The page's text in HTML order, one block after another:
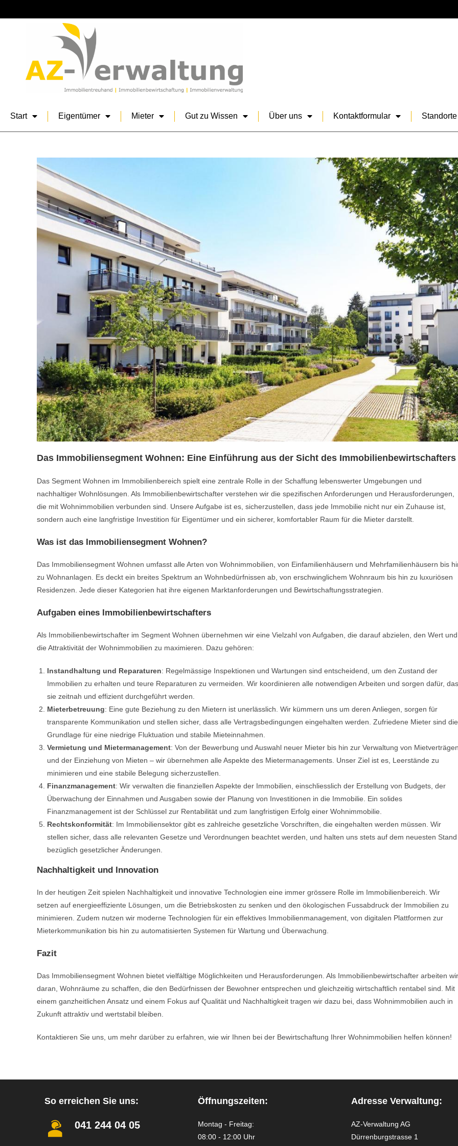
Start Eigentümer Mieter Gut zu Wissen Über uns Kontaktformular Standorte
Das Immobiliensegment Wohnen: Eine Einführung aus der Sicht des Immobilienbewirtschafters
Das Segment Wohnen im Immobilienbereich spielt eine zentrale Rolle in der Schaffung lebenswerter Umgebungen und
nachhaltiger Wohnlösungen. Als Immobilienbewirtschafter verstehen wir die spezifischen Anforderungen und Herausforderungen,
die mit Wohnimmobilien verbunden sind. Unsere Aufgabe ist es, sicherzustellen, dass jede Immobilie nicht nur ein Zuhause ist,
sondern auch eine langfristige Investition für Eigentümer und ein sicherer, komfortabler Raum für die Mieter darstellt.
Was ist das Immobiliensegment Wohnen?
Das Immobiliensegment Wohnen umfasst alle Arten von Wohnimmobilien, von Einfamilienhäusern und Mehrfamilienhäusern bis
zu Wohnanlagen. Es deckt ein breites Spektrum an Wohnbedürfnissen ab, von erschwinglichem Wohnraum bis hin zu luxuriösen
Residenzen. Jede dieser Kategorien hat ihre eigenen Marktanforderungen und Bewirtschaftungsstrategien.
Aufgaben eines Immobilienbewirtschafters
Als Immobilienbewirtschafter im Segment Wohnen übernehmen wir eine Vielzahl von Aufgaben, die darauf abzielen, den Wert und
die Attraktivität der Wohnimmobilien zu maximieren. Dazu gehören:
Instandhaltung und Reparaturen: Regelmässige Inspektionen und Wartungen sind entscheidend, um den Zustand der
Immobilien zu erhalten und teure Reparaturen zu vermeiden. Wir koordinieren alle notwendigen Arbeiten und sorgen dafür,
sie zeitnah und effizient durchgeführt werden.
Mieterbetreuung: Eine gute Beziehung zu den Mietern ist unerlässlich. Wir kümmern uns um deren Anliegen, sorgen für
transparente Kommunikation und stellen sicher, dass alle Vertragsbedingungen eingehalten werden. Zufriedene Mieter sind die
Grundlage für eine niedrige Fluktuation und stabile Mieteinnahmen.
Vermietung und Mietermanagement: Von der Bewerbung und Auswahl neuer Mieter bis hin zur Verwaltung von
und der Einziehung von Mieten – wir übernehmen alle Aspekte des Mietermanagements. Unser Ziel ist es, Leerstände zu
minimieren und eine stabile Belegung sicherzustellen.
Finanzmanagement: Wir verwalten die finanziellen Aspekte der Immobilien, einschliesslich der Erstellung von Budgets, der
Überwachung der Einnahmen und Ausgaben sowie der Planung von Investitionen in die Immobilie. Ein solides
Finanzmanagement ist der Schlüssel zur Rentabilität und zum langfristigen Erfolg einer Wohnimmobilie.
Rechtskonformität: Im Immobiliensektor gibt es zahlreiche gesetzliche Vorschriften, die eingehalten werden müssen. Wir
stellen sicher, dass alle relevanten Gesetze und Verordnungen beachtet werden, und halten uns stets auf dem neuesten Stand
bezüglich gesetzlicher Änderungen.
Nachhaltigkeit und Innovation
In der heutigen Zeit spielen Nachhaltigkeit und innovative Technologien eine immer grössere Rolle im Immobilienbereich. Wir
setzen auf energieeffiziente Lösungen, um die Betriebskosten zu senken und den ökologischen Fussabdruck der Immobilien zu
minimieren. Zudem nutzen wir moderne Technologien für ein effektives Immobilienmanagement, von digitalen Plattformen zur
Mieterkommunikation bis hin zu automatisierten Systemen für Wartung und Überwachung.
Fazit
Das Immobiliensegment Wohnen bietet vielfältige Möglichkeiten und Herausforderungen. Als Immobilienbewirtschafter arbeiten wir
daran, Wohnräume zu schaffen, die den Bedürfnissen der Bewohner entsprechen und gleichzeitig wirtschaftlich rentabel sind. Mit
einem ganzheitlichen Ansatz und einem Fokus auf Qualität und Nachhaltigkeit tragen wir dazu bei, dass Wohnimmobilien auch in
Zukunft attraktiv und wertstabil bleiben.
Kontaktieren Sie uns, um mehr darüber zu erfahren, wie wir Ihnen bei der Bewirtschaftung Ihrer Wohnimmobilien helfen können!
So erreichen Sie uns:
041 244 04 05
Öffnungszeiten:
Montag - Freitag:
08:00 - 12:00 Uhr
Adresse Verwaltung:
AZ-Verwaltung AG
Dürrenburgstrasse 1